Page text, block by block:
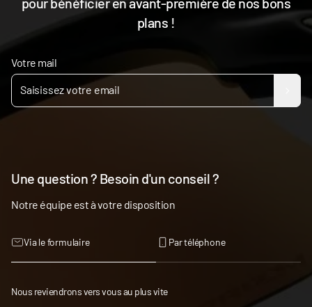
plans !
Votre mail
Une question ? Besoin d'un conseil ?
Notre équipe est à votre disposition
Via le formulaire Par téléphone
Nous reviendrons vers vous au plus vite